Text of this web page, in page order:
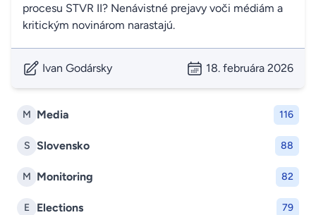
M Media 116
S Slovensko 88
M Monitoring 82
E Elections 79
procesu STVR II? Nenávistné prejavy voči médiám a
kritickým novinárom narastajú.
Ivan Godársky 18. februára 2026